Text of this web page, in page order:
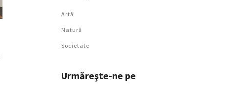
Artǎ
Natură
Societate
Urmăreşte-ne pe